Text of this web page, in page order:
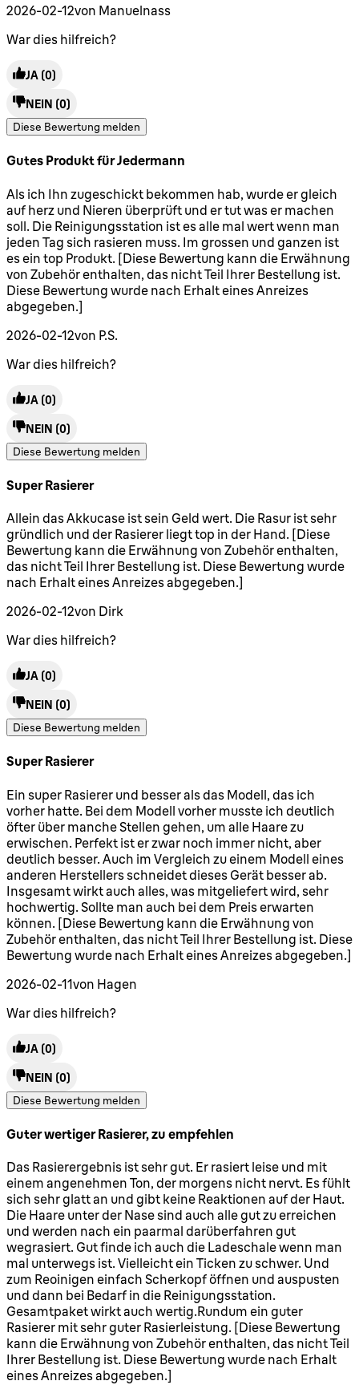
2026-02-12von Manuelnass
War dies hilfreich?
JA (0)
NEIN (0)
Diese Bewertung melden
Gutes Produkt für Jedermann
5 Sterne von maximal 5
Als ich Ihn zugeschickt bekommen hab, wurde er gleich
auf herz und Nieren überprüft und er tut was er machen
soll. Die Reinigungsstation ist es alle mal wert wenn man
jeden Tag sich rasieren muss. Im grossen und ganzen ist
es ein top Produkt. [Diese Bewertung kann die Erwähnung
von Zubehör enthalten, das nicht Teil Ihrer Bestellung ist.
Diese Bewertung wurde nach Erhalt eines Anreizes
abgegeben.]
2026-02-12von P.S.
War dies hilfreich?
JA (0)
NEIN (0)
Diese Bewertung melden
Super Rasierer
5 Sterne von maximal 5
Allein das Akkucase ist sein Geld wert. Die Rasur ist sehr
gründlich und der Rasierer liegt top in der Hand. [Diese
Bewertung kann die Erwähnung von Zubehör enthalten,
das nicht Teil Ihrer Bestellung ist. Diese Bewertung wurde
nach Erhalt eines Anreizes abgegeben.]
2026-02-12von Dirk
War dies hilfreich?
JA (0)
NEIN (0)
Diese Bewertung melden
Super Rasierer
5 Sterne von maximal 5
Ein super Rasierer und besser als das Modell, das ich
vorher hatte. Bei dem Modell vorher musste ich deutlich
öfter über manche Stellen gehen, um alle Haare zu
erwischen. Perfekt ist er zwar noch immer nicht, aber
deutlich besser. Auch im Vergleich zu einem Modell eines
anderen Herstellers schneidet dieses Gerät besser ab.
Insgesamt wirkt auch alles, was mitgeliefert wird, sehr
hochwertig. Sollte man auch bei dem Preis erwarten
können. [Diese Bewertung kann die Erwähnung von
Zubehör enthalten, das nicht Teil Ihrer Bestellung ist. Diese
Bewertung wurde nach Erhalt eines Anreizes abgegeben.]
2026-02-11von Hagen
War dies hilfreich?
JA (0)
NEIN (0)
Diese Bewertung melden
Guter wertiger Rasierer, zu empfehlen
5 Sterne von maximal 5
Das Rasierergebnis ist sehr gut. Er rasiert leise und mit
einem angenehmen Ton, der morgens nicht nervt. Es fühlt
sich sehr glatt an und gibt keine Reaktionen auf der Haut.
Die Haare unter der Nase sind auch alle gut zu erreichen
und werden nach ein paarmal darüberfahren gut
wegrasiert. Gut finde ich auch die Ladeschale wenn man
mal unterwegs ist. Vielleicht ein Ticken zu schwer. Und
zum Reoinigen einfach Scherkopf öffnen und auspusten
und dann bei Bedarf in die Reinigungsstation.
Gesamtpaket wirkt auch wertig.Rundum ein guter
Rasierer mit sehr guter Rasierleistung. [Diese Bewertung
kann die Erwähnung von Zubehör enthalten, das nicht Teil
Ihrer Bestellung ist. Diese Bewertung wurde nach Erhalt
eines Anreizes abgegeben.]